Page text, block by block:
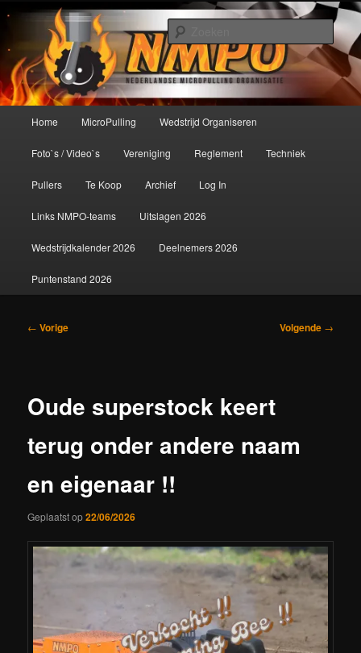
primaire
inhoudNederlandse MicroPulling
Organisatie
De meest krachtige modelbouwsport ter wereld!
Home MicroPulling Wedstrijd Organiseren
Foto`s / Video`s Vereniging Reglement Techniek
Pullers Te Koop Archief Log In
Links NMPO-teams Uitslagen 2026
Wedstrijdkalender 2026 Deelnemers 2026
Puntenstand 2026
Bericht
← Vorige Volgende →
Oude superstock keert
terug onder andere naam
en eigenaar !!
Geplaatst op22/06/2026